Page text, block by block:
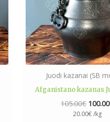
Juodi kazanai (SB
Afganistano kazanas
105.00€ 100.00
20.00€/kg